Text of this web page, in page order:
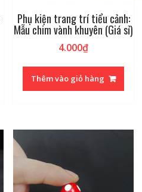
Phụ kiện trang trí tiểu cảnh:
Mẫu chim vành khuyên (Giá sỉ)
4.000₫
Thêm vào giỏ hàng